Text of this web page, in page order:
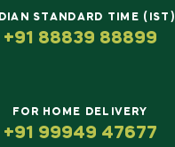
STANDARD TIME (IST)
+91 88839 88899
FOR HOME DELIVERY
+91 99949 47677